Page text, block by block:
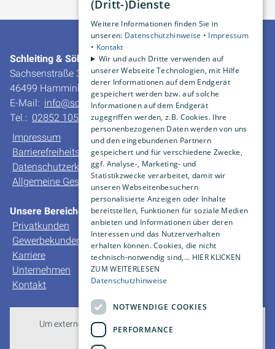
Schleiting & Söhne GmbH & Co. KG
Sachsenstraße 30
46499 Hamminkeln-Dingden
E-Mail: info@schleiting.de
Tel.: 02852 10550
Impressum
Barrierefreiheitserklärung
Datenschutzerklärung
Allgemeine Geschäfts- und Verkaufsbedingungen
Unsere Bereiche
Privatkunden
Gewerbekunden
Karriere
Unternehmen
Kontakt
Um externe HTML-Inhalte anzuzeigen, benötigen wir
(Dritt-)Dienste
Weitere Informationen finden Sie in
unseren: Datenschutzhinweise • Impressum
• Kontakt
Wir und auch Dritte verwenden auf
unserer Webseite Technologien, mit Hilfe
derer Informationen auf dem Endgerät
gespeichert werden bzw. auf solche
Informationen auf dem Endgerät
zugegriffen werden, z.B. Cookies. Ihre
personenbezogenen Daten werden von uns
und den eingebundenen Partnern
gespeichert und für verschiedene Zwecke,
ggf. Analyse-, Marketing- und
Statistikzwecke verarbeitet, damit wir
unseren Webseitenbesuchern
personalisierte Anzeigen oder Inhalte
bereitstellen, Funktionen für soziale Medien
anbieten und Informationen über deren
Interessen und das Nutzerverhalten
erhalten können. Cookies, die nicht
technisch-notwendig sind,... HIER KLICKEN
ZUM WEITERLESEN
Datenschutzhinweise
NOTWENDIGE COOKIES
PERFORMANCE